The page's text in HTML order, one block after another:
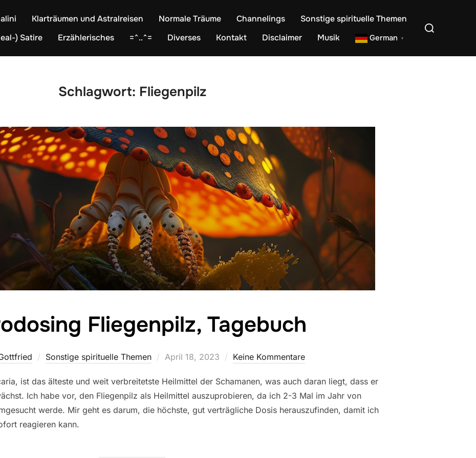
Klarträumen und Astralreisen Normale Träume Channelings
Sonstige spirituelle Themen
) Satire
Erzählerisches =^..^= Diverses Kontakt Disclaimer Musik German ▼
Suchen
Schlagwort: Fliegenpilz
Fliegenpilz, Tagebuch
Sonstige spirituelle Themen
Veröffentlicht
April 18, 2023 Keine Kommentare
ist das älteste und weit verbreitetste Heilmittel der Schamanen, was auch daran liegt, dass er
Ich habe vor, den Fliegenpilz als Heilmittel auszuprobieren, da ich 2-3 Mal im Jahr von
werde. Mir geht es darum, die höchste, gut verträgliche Dosis herauszufinden, damit ich
reagieren kann.